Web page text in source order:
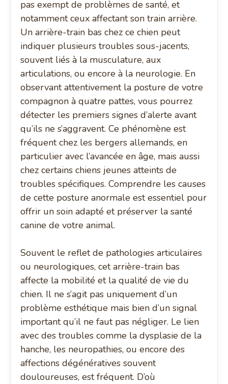
pas exempt de problèmes de santé, et
notamment ceux affectant son train arrière.
Un arrière-train bas chez ce chien peut
indiquer plusieurs troubles sous-jacents,
souvent liés à la musculature, aux
articulations, ou encore à la neurologie. En
observant attentivement la posture de votre
compagnon à quatre pattes, vous pourrez
détecter les premiers signes d’alerte avant
qu’ils ne s’aggravent. Ce phénomène est
fréquent chez les bergers allemands, en
particulier avec l’avancée en âge, mais aussi
chez certains chiens jeunes atteints de
troubles spécifiques. Comprendre les causes
de cette posture anormale est essentiel pour
offrir un soin adapté et préserver la santé
canine de votre animal.
Souvent le reflet de pathologies articulaires
ou neurologiques, cet arrière-train bas
affecte la mobilité et la qualité de vie du
chien. Il ne s’agit pas uniquement d’un
problème esthétique mais bien d’un signal
important qu’il ne faut pas négliger. Le lien
avec des troubles comme la dysplasie de la
hanche, les neuropathies, ou encore des
affections dégénératives souvent
douloureuses, est fréquent. D’où